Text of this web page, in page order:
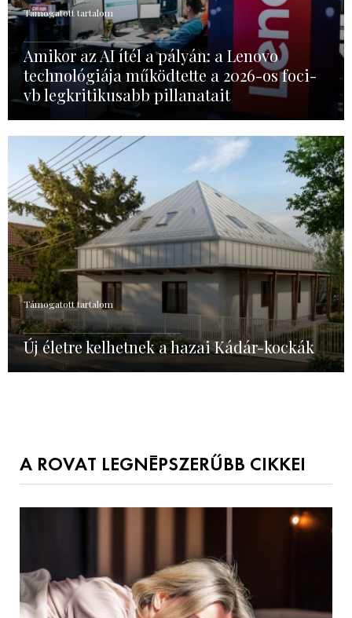
Támogatott tartalom
Amikor az AI ítél a pályán: a Lenovo
technológiája működtette a 2026-os foci-
vb legkritikusabb pillanatait
Támogatott tartalom
Új életre kelhetnek a hazai Kádár-kockák
A ROVAT LEGNÉPSZERŰBB CIKKEI